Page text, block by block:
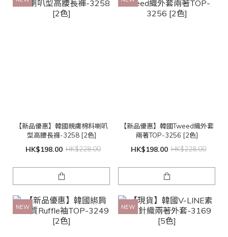
【新品優惠】韓國親膚棉料喇叭
型高腰長褲-3258 [2色]
HK$198.00 HK$228.00
【新品優惠】韓國Tweed織外套
兩著TOP-3256 [2色]
HK$198.00 HK$228.00
NEW NEW